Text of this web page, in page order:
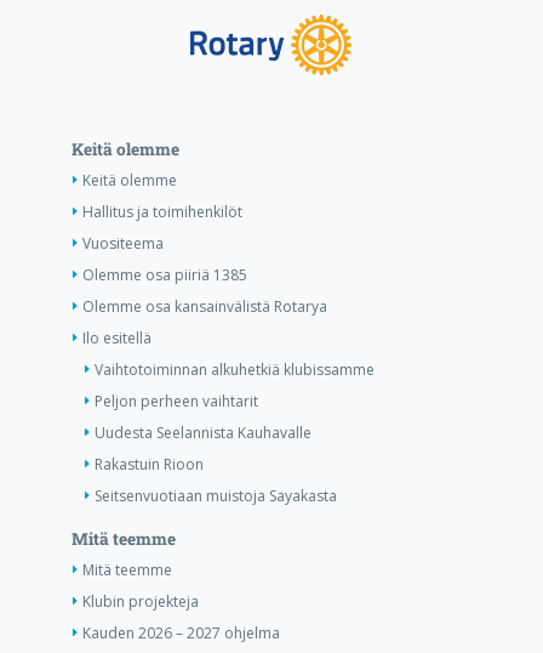
Keitä olemme
Keitä olemme
Hallitus ja toimihenkilöt
Vuositeema
Olemme osa piiriä 1385
Olemme osa kansainvälistä Rotarya
Ilo esitellä
Vaihtotoiminnan alkuhetkiä klubissamme
Peljon perheen vaihtarit
Uudesta Seelannista Kauhavalle
Rakastuin Rioon
Seitsenvuotiaan muistoja Sayakasta
Mitä teemme
Mitä teemme
Klubin projekteja
Kauden 2026 – 2027 ohjelma